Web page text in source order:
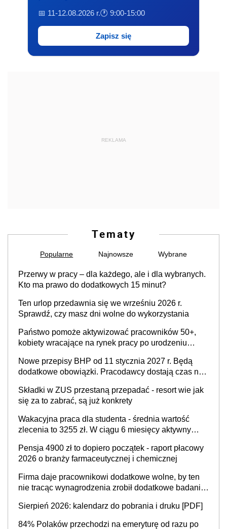
📅 11-12.08.2026 r.🕐 9:00-15:00
Zapisz się
REKLAMA
Tematy
Popularne Najnowsze Wybrane
Przerwy w pracy – dla każdego, ale i dla wybranych.
Kto ma prawo do dodatkowych 15 minut?
Ten urlop przedawnia się we wrześniu 2026 r.
Sprawdź, czy masz dni wolne do wykorzystania
Państwo pomoże aktywizować pracowników 50+,
kobiety wracające na rynek pracy po urodzeniu
neuroatypowe. Powstanie Fundusz na rzecz
Inkluzywności w Zatrudnianiu?
Nowe przepisy BHP od 11 stycznia 2027 r. Będą
dodatkowe obowiązki. Pracodawcy dostają czas na
Składki w ZUS przestaną przepadać - resort wie jak
się za to zabrać, są już konkrety
Wakacyjna praca dla studenta - średnia wartość
zlecenia to 3255 zł. W ciągu 6 miesięcy aktywny
Pensja 4900 zł to dopiero początek - raport płacowy
2026 o branży farmaceutycznej i chemicznej
Firma daje pracownikowi dodatkowe wolne, by ten
nie tracąc wynagrodzenia zrobił dodatkowe badania.
Sierpień 2026: kalendarz do pobrania i druku [PDF]
84% Polaków przechodzi na emeryturę od razu po